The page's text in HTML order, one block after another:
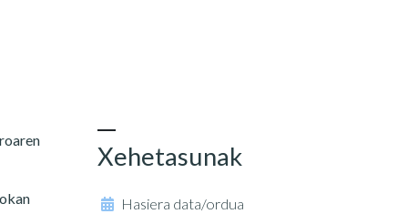
Xehetasunak
Hasiera data/ordua